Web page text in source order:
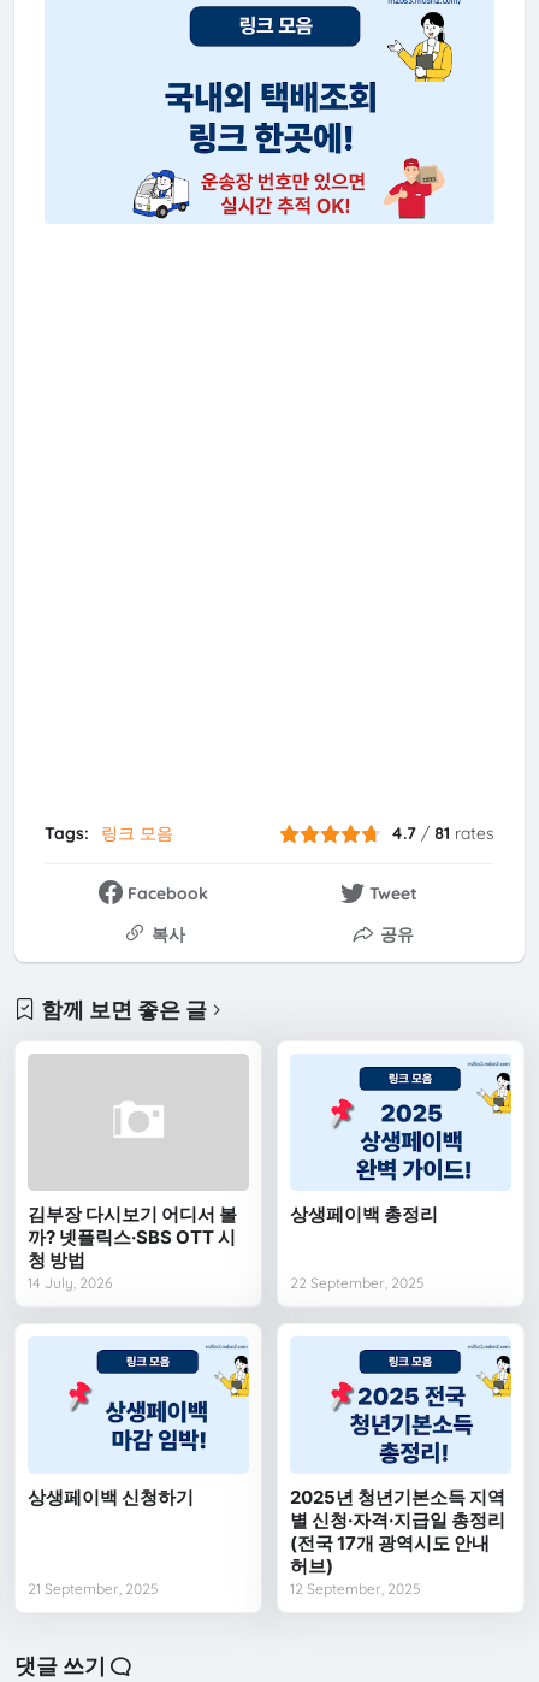
Tags: 링크 모음 4.7 / 81 rates
Facebook
Tweet
복사
공유
함께 보면 좋은 글
김부장 다시보기 어디서 볼
까? 넷플릭스·SBS OTT 시
청 방법
14 July, 2026
상생페이백 총정리
22 September, 2025
상생페이백 신청하기
21 September, 2025
2025년 청년기본소득 지역
별 신청·자격·지급일 총정리
(전국 17개 광역시도 안내
허브)
12 September, 2025
댓글 쓰기